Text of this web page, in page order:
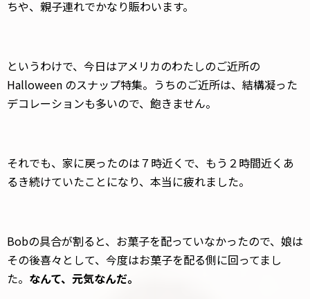
ちや、親子連れでかなり賑わいます。
というわけで、今日はアメリカのわたしのご近所の
Halloween のスナップ特集。うちのご近所は、結構凝った
デコレーションも多いので、飽きません。
それでも、家に戻ったのは７時近くで、もう２時間近くあ
るき続けていたことになり、本当に疲れました。
Bobの具合が割ると、お菓子を配っていなかったので、娘は
その後喜々として、今度はお菓子を配る側に回ってまし
た。 なんて、元気なんだ。